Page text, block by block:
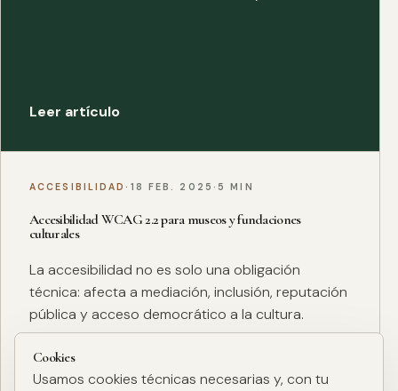
Leer artículo
ACCESIBILIDAD · 18 FEB. 2025 · 5 MIN
Accesibilidad WCAG 2.2 para museos y fundaciones
culturales
La accesibilidad no es solo una obligación
técnica: afecta a mediación, inclusión, reputación
pública y acceso democrático a la cultura.
Cookies
Usamos cookies técnicas necesarias y, con tu